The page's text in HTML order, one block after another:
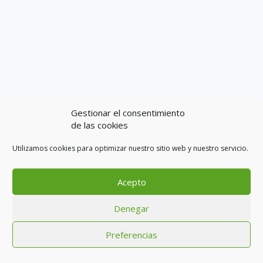
Gestionar el consentimiento
de las cookies
Utilizamos cookies para optimizar nuestro sitio web y nuestro servicio.
Acepto
Denegar
Preferencias
Aviso legal Política de cookies (UE)
Condiciones generales
Contacto
© 2026 Toon Viajes SLU - CIAN 296018-2